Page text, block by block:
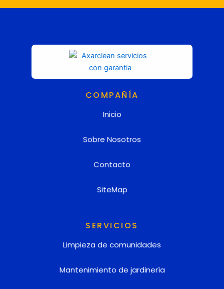
COMPAÑÍA
Inicio
Sobre Nosotros
Contacto
SiteMap
SERVICIOS
Limpieza de comunidades
Mantenimiento de jardinería